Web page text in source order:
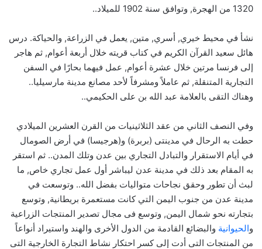
1320 من الهجرة, وتوافق سنة 1902 للميلاد..
نشأ في محيط خيري, أسري, متين, يعمل في الزراعة, والحياكة. درس
هائل سعيد القرآن الكريم في كتاب قريته خلال أربعة أعوام, ثم هاجر
إلى فرنسا مرتين خلال عشرة أعوام, عمل فيهما بحارًا في السفن
التجارية المتنقلة, ثم عاملاً ومشرفاً لأحد مصانع مدينة مارسيليا..
وهناك التقى بالعلامة عبد الله بن على الحكيمي..
وفي النصف الثاني من عقد الثلاثينيات من القرن العشرين الميلادي
حطت به الرحال في مدينتى (بربرة) و(هرجيسا) في أرض الصومال
في أيام الاستقرار والتبادل التجاري بين عدن وتلك المدن.. ثم استقر
به المقام بعد ذلك في مدينة عدن ليباشر أول عمل تجاري خاص, ما
لبث أن تطور وحقق نجاحات متواليات بفضل الله.. وتوسعت في
مدينة عدن من جنوب اليمن التي كانت مستعمرة بريطانية, وتوسع
بتجارته نحو شمال اليمن, وتوسع فى مجال تصدير المنتجات الزراعية
والحيوانية والبضائع القادمة من الدول الأخرى والهند واستيراد أنواعاً
من المنتجات التى أدت إلى كسر احتكار نشاط التجارة الخارجية التى